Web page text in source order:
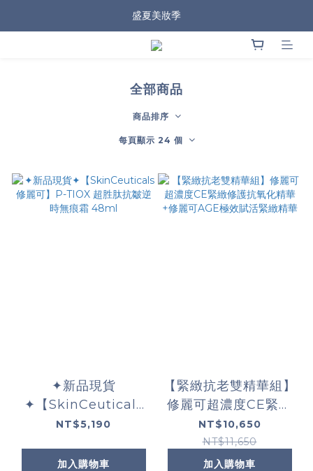
盛夏美妝季
全部商品
商品排序
每頁顯示 24 個
✦新品現貨
✦【SkinCeuticals
修麗可】P-TIOX 超胜
48ml
NT$5,190
加入購物車
【緊緻抗老雙精華組】
修麗可超濃度CE緊緻
修護抗氧化精華+修麗
可AGE極效賦活緊緻
精華
NT$10,650
NT$11,650
加入購物車